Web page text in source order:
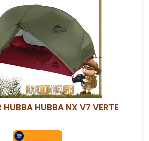
HUBBA HUBBA NX V7 VERTE